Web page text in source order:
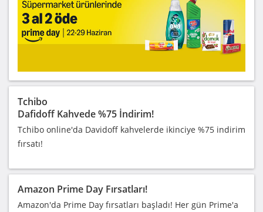
Tchibo
Dafidoff Kahvede %75 İndirim!
Tchibo online'da Davidoff kahvelerde ikinciye %75 indirim
fırsatı!
Amazon Prime Day Fırsatları!
Amazon'da Prime Day fırsatları başladı! Her gün Prime'a